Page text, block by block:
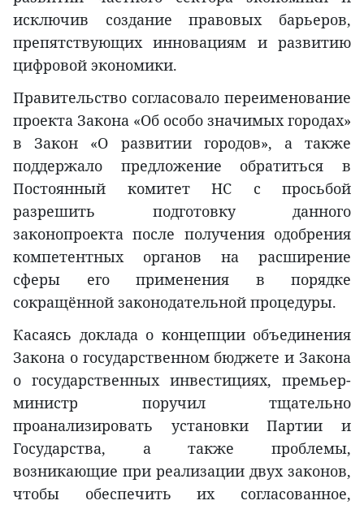
исключив создание правовых барьеров,
препятствующих инновациям и развитию
цифровой экономики.
Правительство согласовало переименование
проекта Закона «Об особо значимых городах»
в Закон «О развитии городов», а также
поддержало предложение обратиться в
Постоянный комитет НС с просьбой
разрешить подготовку данного
законопроекта после получения одобрения
компетентных органов на расширение
сферы его применения в порядке
сокращённой законодательной процедуры.
Касаясь доклада о концепции объединения
Закона о государственном бюджете и Закона
о государственных инвестициях, премьер-
министр поручил тщательно
проанализировать установки Партии и
Государства, а также проблемы,
возникающие при реализации двух законов,
чтобы обеспечить их согласованное,